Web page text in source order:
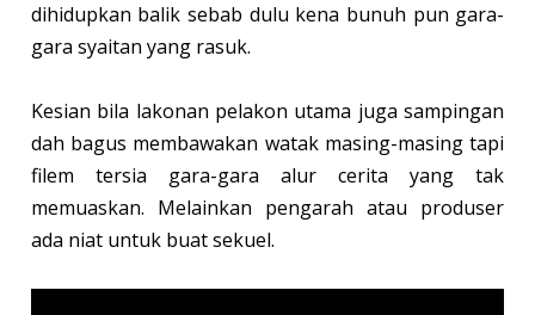
dihidupkan balik sebab dulu kena bunuh pun gara-
gara syaitan yang rasuk.
Kesian bila lakonan pelakon utama juga sampingan
dah bagus membawakan watak masing-masing tapi
filem tersia gara-gara alur cerita yang tak
memuaskan. Melainkan pengarah atau produser
ada niat untuk buat sekuel.